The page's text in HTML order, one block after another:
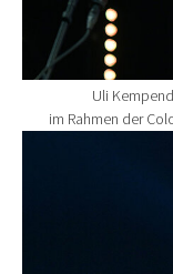
Uli
im Rahmen der